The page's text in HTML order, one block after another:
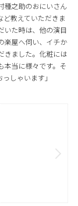
種之助のおにいさん
ど教えていただきま
いた時は、他の演目
楽屋へ伺い、イチか
きました。化粧には
本当に様々です。そ
しゃいます」